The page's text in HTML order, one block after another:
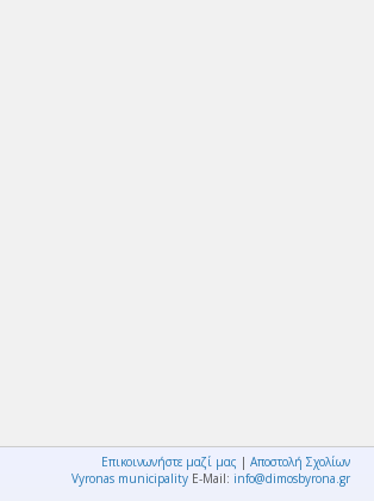
Επικοινωνήστε μαζί μας | Αποστολή Σχολίων
Vyronas municipality E-Mail: info@dimosbyrona.gr